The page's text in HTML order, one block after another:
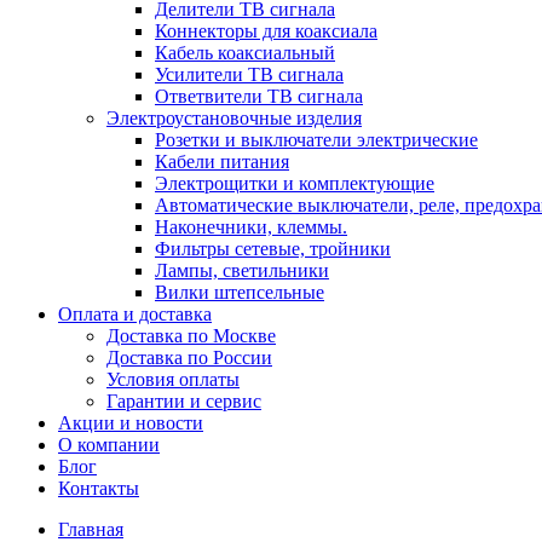
Делители ТВ сигнала
Коннекторы для коаксиала
Кабель коаксиальный
Усилители ТВ сигнала
Ответвители ТВ сигнала
Электроустановочные изделия
Розетки и выключатели электрические
Кабели питания
Электрощитки и комплектующие
Автоматические выключатели, реле,
Наконечники, клеммы.
Фильтры сетевые, тройники
Лампы, светильники
Вилки штепсельные
Оплата и доставка
Доставка по Москве
Доставка по России
Условия оплаты
Гарантии и сервис
Акции и новости
О компании
Блог
Контакты
Главная